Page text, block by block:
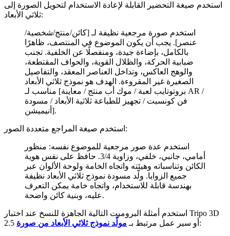
استخدم صيغة التحضير القابلة لإعادة الاستخدام لتحويل الصورة إلى
ثلاثي الأبعاد:
استخدم صورة مرجعية نظيفة لـ [كائن/منتج/شخصية/
عنصر]. يجب أن يكون الموضوع في المنتصف، ظاهرًا
بالكامل، بإضاءة جيدة، ومنفصلًا عن الخلفية. تجنب
ضبابية الحركة، والظلال القوية، والحواف المقتطعة،
والوهج العاكس، وتداخل العناصر المعقد، والتفاصيل
الصغيرة غير المقروءة. الهدف هو نموذج ثلاثي الأبعاد
مناسب لـ [بروتوتايب لعبة / موك أب منتج / معاينة AR /
فن كونسبت / تجهيز للطباعة ثلاثية الأبعاد / مسودة
أنيميشن].
استخدم صيغة المراجع متعددة الصور:
استخدم عدة صور مرجعية للموضوع نفسه: منظور
أمامي، جانبي، خلفي، وزاوية 3/4. حافظ على نفس هوية
الكائن وتناسباته وهيئته واتجاه الخامة ولوحة الألوان عبر
جميع الزوايا. ولّد مسودة نموذج ثلاثي الأبعاد نظيفة
بهندسة قابلة للاستخدام، واتجاه خامة يمكن التعرف
عليه، وبنية كائن واضحة.
استخدم أمثلة البرومبت التالية الجاهزة للنسخ عند اختبار Tripo 3D
2.5 أو سير عمل مرتبط بـ مولّد نموذج ثلاثي الأبعاد من صورة :